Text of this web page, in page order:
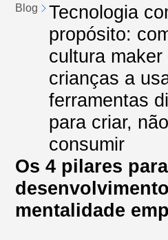
Blog
Tecnologia
propósito:
cultura maker
crianças a
ferramentas
para criar,
consumir
Os 4 pilares
mentalidade